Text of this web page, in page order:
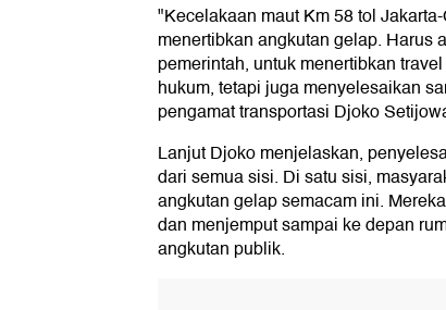
"Kecelakaan maut Km 58 tol
menertibkan angkutan gelap. Harus
pemerintah, untuk menertibkan
hukum, tetapi juga menyelesaikan
pengamat transportasi Djoko
Lanjut Djoko menjelaskan,
dari semua sisi. Di satu sisi,
angkutan gelap semacam ini.
dan menjemput sampai ke depan
angkutan publik.